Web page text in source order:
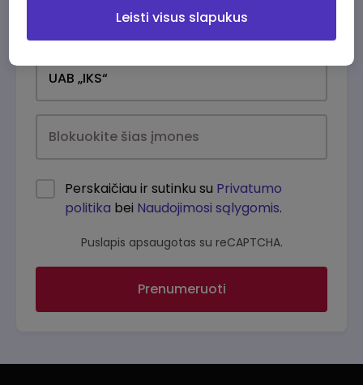
Perskaičiau ir sutinku su Privatumo
politika bei Naudojimosi sąlygomis.
Puslapis apsaugotas su reCAPTCHA.
Prenumeruoti
Leisti visus slapukus